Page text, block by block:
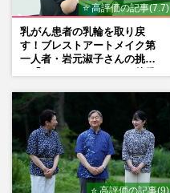
⭐ 高評価の記事(7.7)
乳がん患者の乳輪を取り戻
す！ブレストアートメイク第
一人者・岩元淑子さんの挑戦
⭐ 高評価の記事(9)